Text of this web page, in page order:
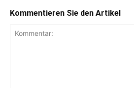
Kommentieren Sie den Artikel